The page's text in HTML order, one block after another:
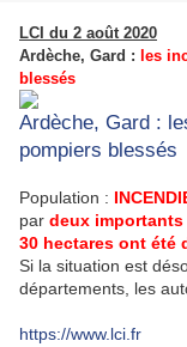
LCI du 2 août 2020
Ardèche, Gard : les
blessés
Ardèche, Gard :
pompiers blessés
Population :
par deux importants
30 hectares ont été
Si la situation est
départements, les
https://www.lci.fr